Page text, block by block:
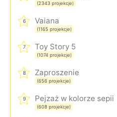
(2343 projekcje)
6 Vaiana
(1165 projekcje)
7 Toy Story 5
(1074 projekcje)
8 Zaproszenie
(656 projekcje)
9 Pejzaż w kolorze sepii
(608 projekcje)